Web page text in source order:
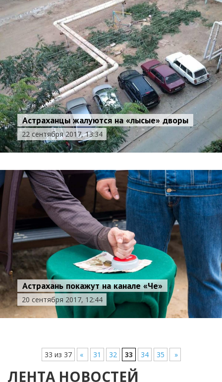
Астраханцы жалуются на «лысые» дворы
22 сентября 2017, 13:34
Астрахань покажут на канале «Че»
20 сентября 2017, 12:44
33 из 37 « 31 32 33 34 35 »
ЛЕНТА НОВОСТЕЙ